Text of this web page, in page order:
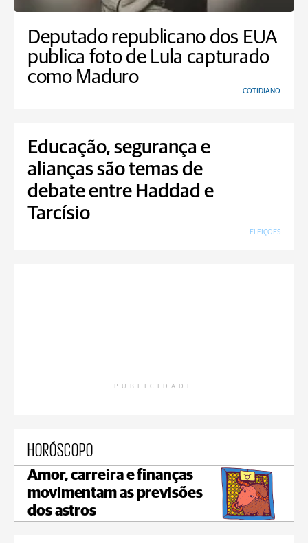
Deputado republicano dos EUA
publica foto de Lula capturado
como Maduro
COTIDIANO
Educação, segurança e
alianças são temas de
debate entre Haddad e
Tarcísio
ELEIÇÕES
PUBLICIDADE
HORÓSCOPO
Amor, carreira e finanças
movimentam as previsões
dos astros